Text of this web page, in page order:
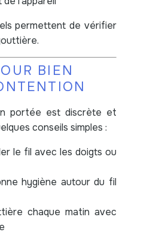
permettent de vérifier
BIEN
portée est discrète et
conseils simples :
le fil avec les doigts ou
hygiène autour du fil
chaque matin avec